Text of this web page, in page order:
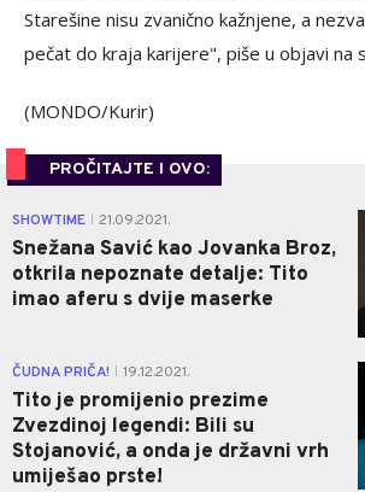
Starešine nisu zvanično kažnjene, a
pečat do kraja karijere", piše u objavi na
(MONDO/Kurir)
PROČITAJTE I OVO:
SHOWTIME 21.09.2021.
Snežana Savić kao Jovanka Broz,
otkrila nepoznate detalje: Tito
imao aferu s dvije maserke
ČUDNA PRIČA! 19.12.2021.
Tito je promijenio prezime
Zvezdinoj legendi: Bili su
Stojanović, a onda je državni vrh
umiješao prste!